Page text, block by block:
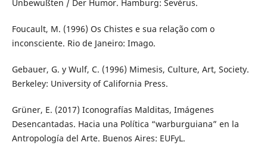
Unbewußten / Der Humor. Hamburg: Sevérus.
Foucault, M. (1996) Os Chistes e sua relação com o
inconsciente. Rio de Janeiro: Imago.
Gebauer, G. y Wulf, C. (1996) Mimesis, Culture, Art, Society.
Berkeley: University of California Press.
Grüner, E. (2017) Iconografías Malditas, Imágenes
Desencantadas. Hacia una Política “warburguiana” en la
Antropología del Arte. Buenos Aires: EUFyL.